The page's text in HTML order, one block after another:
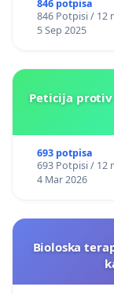
846 potpisa
846 Potpisi / 12
5 Sep 2025
Peticija
693 potpisa
693 Potpisi / 12
4 Mar 2026
Bioloska